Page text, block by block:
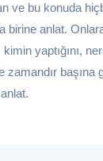
ve bu konuda
birine anlat.
kimin yaptığını,
zamandır başına